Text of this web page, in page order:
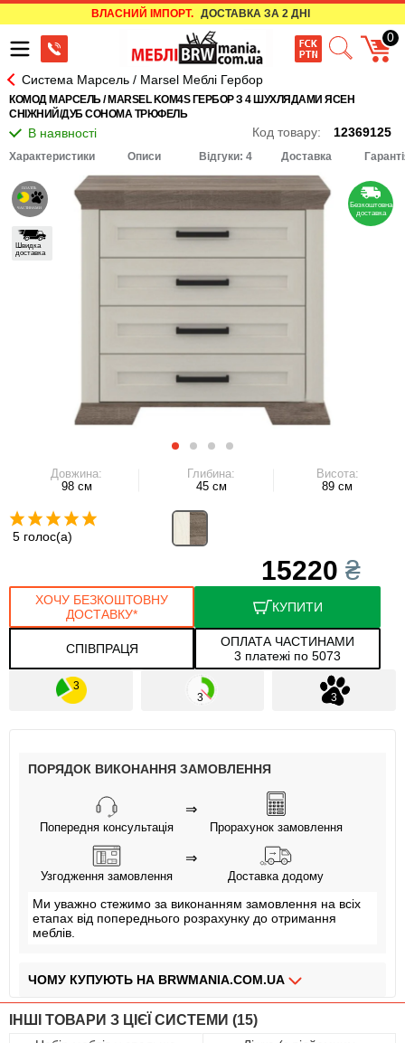
ВЛАСНИЙ ІМПОРТ. ДОСТАВКА ЗА 2 ДНІ
0
Система Марсель / Marsel Меблі Гербор
КОМОД МАРСЕЛЬ / MARSEL KOM4S ГЕРБОР З 4 ШУХЛЯДАМИ ЯСЕН
СНІЖНИЙ/ДУБ СОНОМА ТРЮФЕЛЬ
Код товару: 12369125
Характеристики Описи Відгуки: 4 Доставка
Довжина:
98 см
Глибина:
45 см
Висота:
89 см
5 голос(а)
15220 ₴
КУПИТИ
СПІВПРАЦЯ
ХОЧУ БЕЗКОШТОВНУ
ДОСТАВКУ*
ОПЛАТА ЧАСТИНАМИ
3 платежі по 5073
ПОРЯДОК ВИКОНАННЯ ЗАМОВЛЕННЯ
Попередня консультація
⇒
Прорахунок замовлення
Узгодження замовлення
⇒
Доставка додому
Ми уважно стежимо за виконанням замовлення на всіх
етапах від попереднього розрахунку до отримання
меблів.
ЧОМУ КУПУЮТЬ НА BRWMANIA.COM.UA
МЕБЛІ НА БУДЬ ЯКИЙ СМАК
ДОСТАВКА ЗА 2 ДНІ
ІНШІ ТОВАРИ З ЦІЄЇ СИСТЕМИ (15)